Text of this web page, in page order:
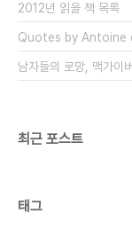
2012년 읽을 책 목록
Quotes by Antoine
남자들의 로망, 맥가이버
최근 포스트
태그